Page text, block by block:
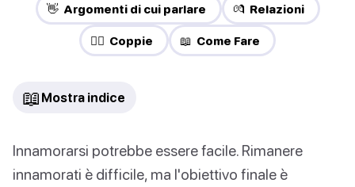
👋 Argomenti di cui parlare 💏 Relazioni
❤️‍🔥 Coppie 📖 Come Fare
📖 Mostra indice
Innamorarsi potrebbe essere facile. Rimanere
innamorati è difficile, ma l'obiettivo finale è